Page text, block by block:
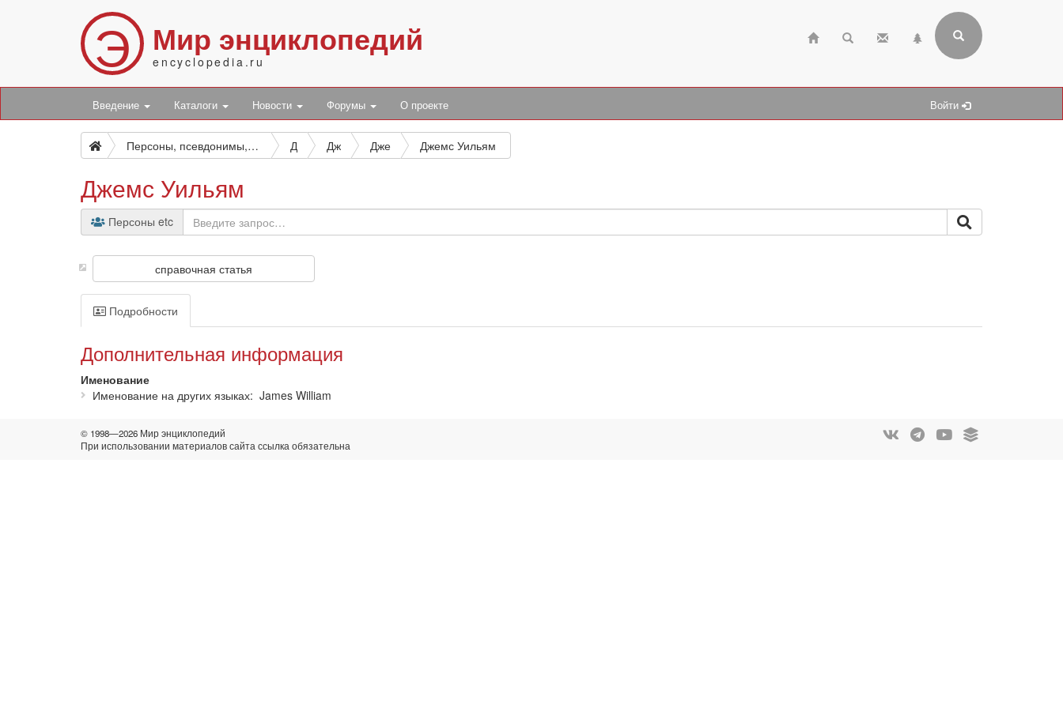
Э Мир энциклопедий
encyclopedia.ru
Введение Каталоги Новости Форумы О проекте Войти
Персоны, псевдонимы, персонажи и боты Д Дж Дже Джемс Уильям
Джемс Уильям
Персоны etc
справочная статья
Подробности
Дополнительная информация
Именование
Именование на других языках James William
© 1998—2026 Мир энциклопедий
При использовании материалов сайта ссылка обязательна